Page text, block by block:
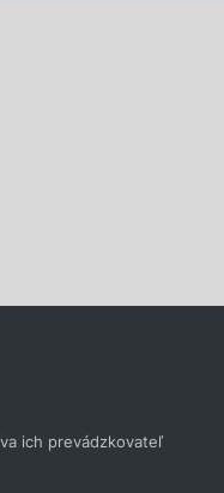
ich prevádzkovateľ